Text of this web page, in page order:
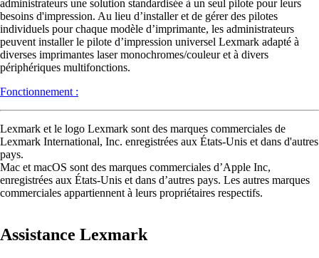
administrateurs une solution standardisée à un seul pilote pour leurs
besoins d'impression. Au lieu d’installer et de gérer des pilotes
individuels pour chaque modèle d’imprimante, les administrateurs
peuvent installer le pilote d’impression universel Lexmark adapté à
diverses imprimantes laser monochromes/couleur et à divers
périphériques multifonctions.
Fonctionnement :
Lexmark et le logo Lexmark sont des marques commerciales de
Lexmark International, Inc. enregistrées aux États-Unis et dans d'autres
pays.
Mac et macOS sont des marques commerciales d’Apple Inc,
enregistrées aux États-Unis et dans d’autres pays. Les autres marques
commerciales appartiennent à leurs propriétaires respectifs.
Assistance Lexmark